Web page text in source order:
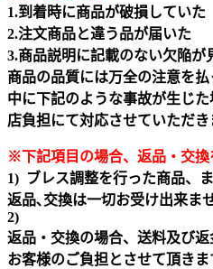
1.到着時に商品が破損していた
2.注文商品と違う品が届いた
3.商品説明に記載のない欠陥が
商品の品質には万全の注意を
中に下記のような事故が生じ
店負担にて対応させていただき
※下記項目の場合、返品・交換
1) ブレス調整を行った商品、
返品､交換は一切お受け出来ま
2)
返品・交換の場合、送料及び返
お客様のご負担とさせて頂きま